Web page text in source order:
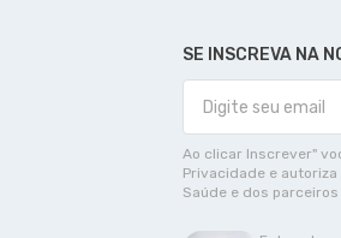
SE INSCREVA NA
Ao clicar Inscrever"
Privacidade e
Saúde e dos parceiros